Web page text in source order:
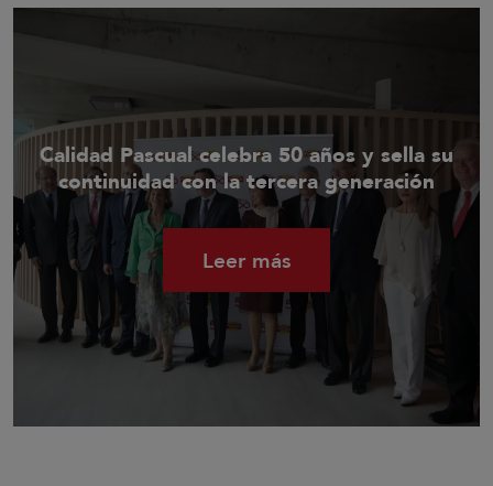
Calidad Pascual celebra 50 años y sella su
continuidad con la tercera generación
Leer más